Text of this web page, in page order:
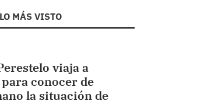
LO MÁS VISTO
viaja a
conocer de
la situación de